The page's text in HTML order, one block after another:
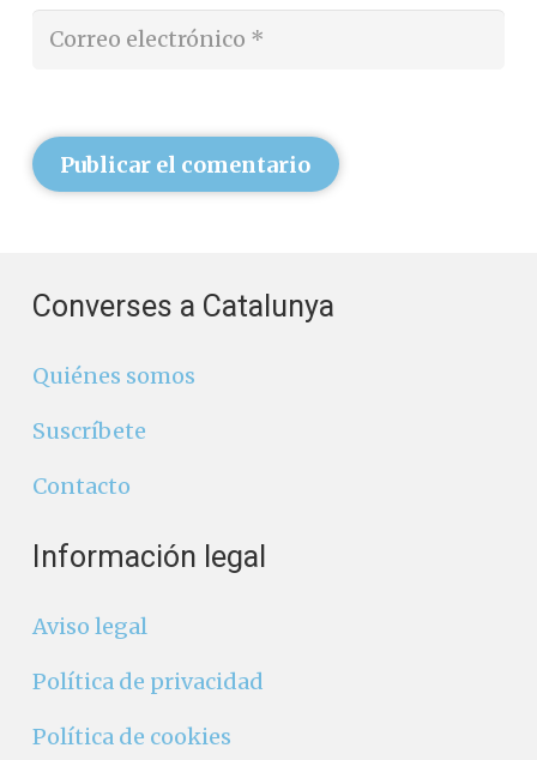
Publicar el comentario
Converses a Catalunya
Quiénes somos
Suscríbete
Contacto
Información legal
Aviso legal
Política de privacidad
Política de cookies